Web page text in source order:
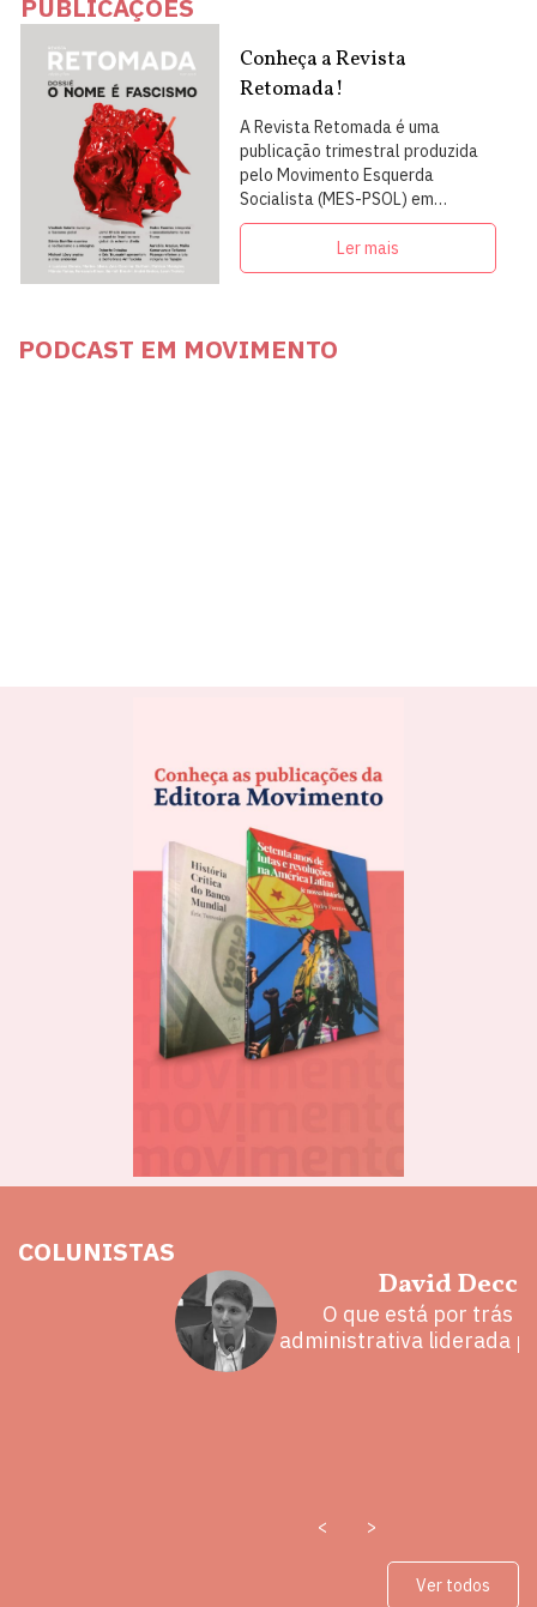
Conheça a Revista
Retomada!
A Revista Retomada é uma
publicação trimestral produzida
pelo Movimento Esquerda
Socialista (MES-PSOL) em
articulação com intelectuais,
militantes e artistas
Ler mais
PODCAST EM MOVIMENTO
COLUNISTAS
David
O que está por trás
administrativa liderada
< >
Ver todos